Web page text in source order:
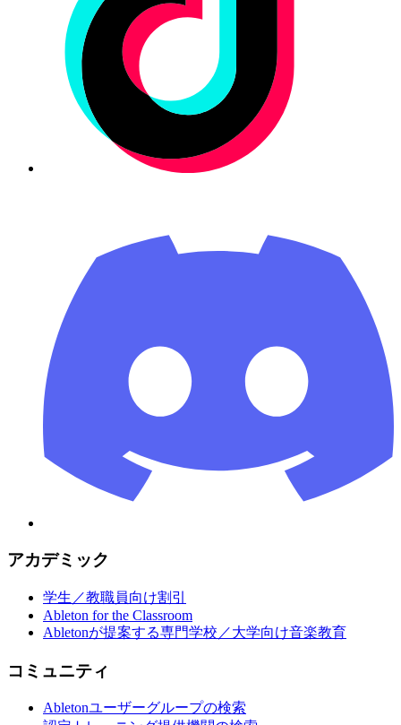
アカデミック
学生／教職員向け割引
Ableton for the Classroom
Abletonが提案する専門学校／大学向け音楽教育
コミュニティ
Abletonユーザーグループの検索